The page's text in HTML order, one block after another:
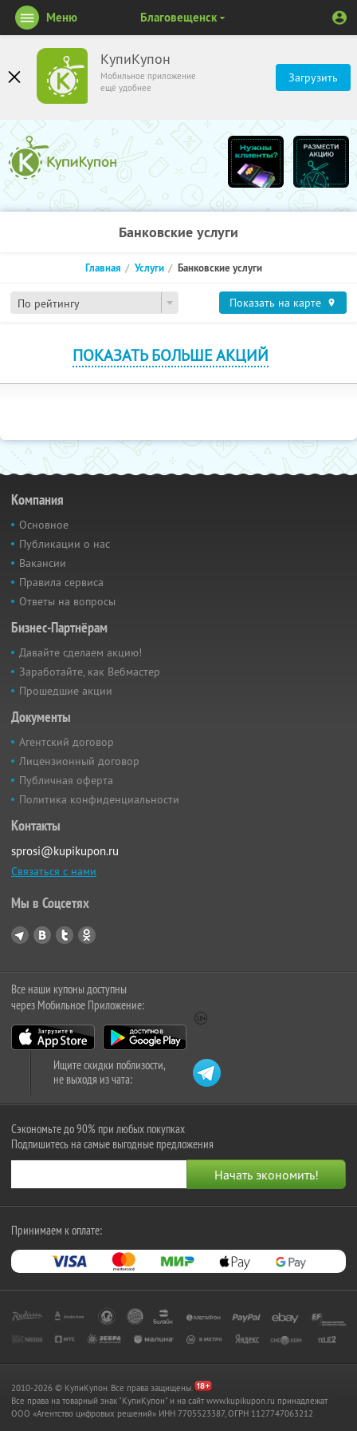
КупиКупон
Мобильное приложение
ещё удобнее
Загрузить
Меню Благовещенск
Банковские услуги
По рейтингу
Главная Услуги Банковские услуги
Показать на карте
ПОКАЗАТЬ БОЛЬШЕ АКЦИЙ
Компания
Основное
Публикации о нас
Вакансии
Правила сервиса
Ответы на вопросы
Бизнес-Партнёрам
Давайте сделаем акцию!
Заработайте, как Вебмастер
Прошедшие акции
Документы
Агентский договор
Лицензионный договор
Публичная оферта
Политика конфиденциальности
Контакты
sprosi@kupikupon.ru
Связаться с нами
Мы в Соцсетях
Все наши купоны доступны
через Мобильное Приложение:
Ищите скидки поблизости,
не выходя из чата:
Сэкономьте до 90% при любых покупках
Подпишитесь на самые выгодные предложения
Принимаем к оплате:
2010-2026 © КупиКупон. Все права защищены.
Все права на товарный знак "КупиКупон" и на сайт www.kupikupon.ru принадлежат
OOO «Агентство цифровых решений» ИНН 7705523387, ОГРН 1127747063212